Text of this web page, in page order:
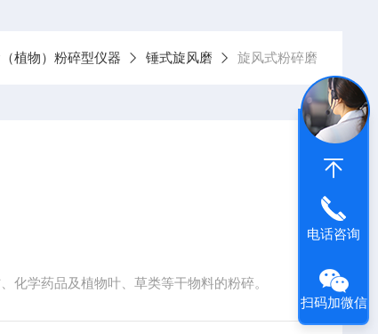
植物）粉碎型仪器 锤式旋风磨 旋风式粉碎磨
化学药品及植物叶、草类等干物料的粉碎。
电话咨询
扫码加微信